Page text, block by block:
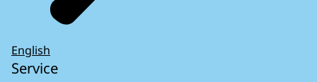
English
Service